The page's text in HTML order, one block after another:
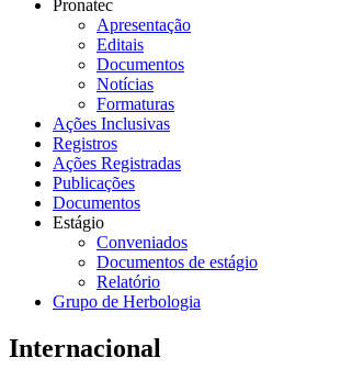
Pronatec
Apresentação
Editais
Documentos
Notícias
Formaturas
Ações Inclusivas
Registros
Ações Registradas
Publicações
Documentos
Estágio
Conveniados
Documentos de estágio
Relatório
Grupo de Herbologia
Internacional